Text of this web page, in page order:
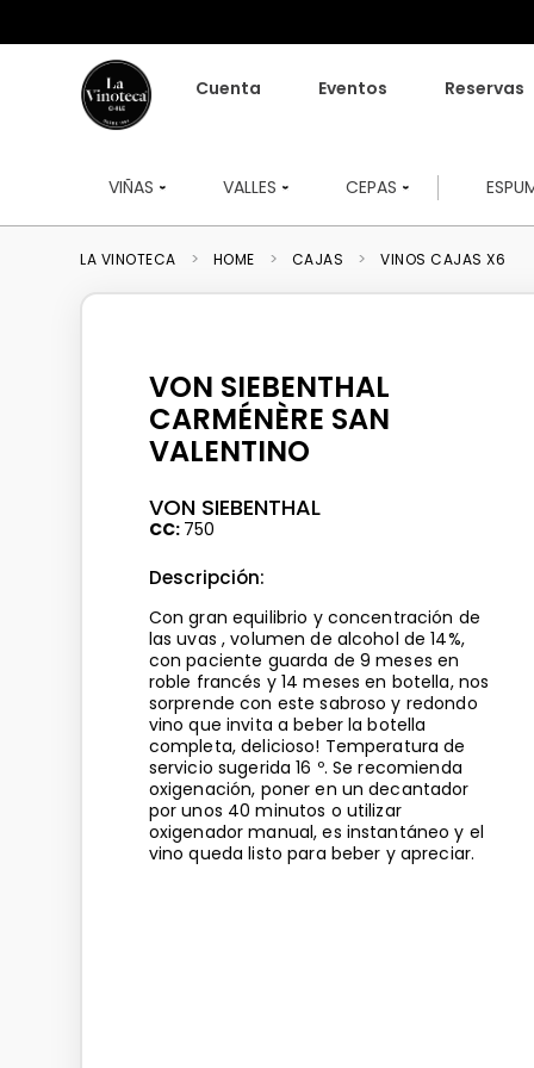
Cuenta Eventos Reservas
VIÑAS VALLES CEPAS
HOME CAJAS VINOS CAJAS X6
VON SIEBENTHAL
CARMÉNÈRE SAN
VALENTINO
VON SIEBENTHAL
CC 750
Descripción:
Con gran equilibrio y concentración de
las uvas , volumen de alcohol de 14%,
con paciente guarda de 9 meses en
roble francés y 14 meses en botella, nos
sorprende con este sabroso y redondo
vino que invita a beber la botella
completa, delicioso! Temperatura de
servicio sugerida 16 º. Se recomienda
oxigenación, poner en un decantador
por unos 40 minutos o utilizar
oxigenador manual, es instantáneo y el
vino queda listo para beber y apreciar.